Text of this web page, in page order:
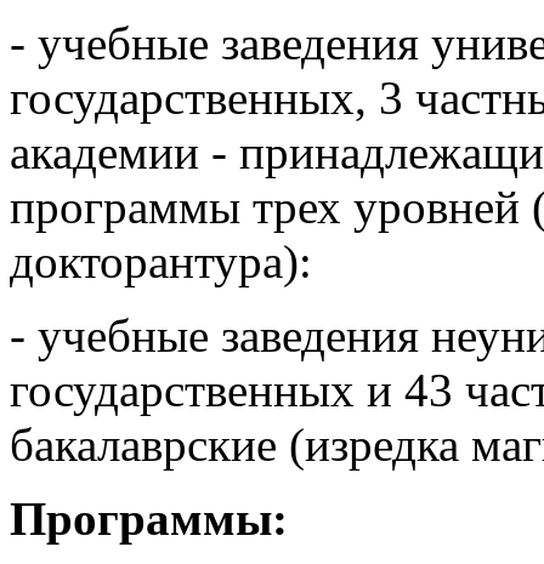
- учебные заведения
государственных, 3
академии -
программы трех уровней
докторантура):
- учебные заведения
государственных и 43
бакалаврские (изредка
Программы: